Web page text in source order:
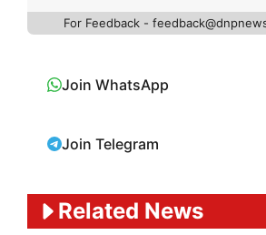
For Feedback -
Join WhatsApp
Join Telegram
Related News